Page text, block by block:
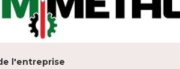
l'entreprise